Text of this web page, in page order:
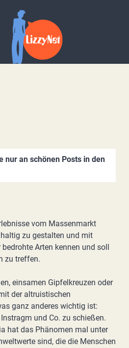
nur an schönen Posts in den
vom Massenmarkt
zu gestalten und mit
Arten kennen und soll
zu treffen.
einsamen Gipfelkreuzen oder
der altruistischen
ganz anderes wichtig ist:
und Co. zu schießen.
hat das Phänomen mal unter
sind, die die Menschen